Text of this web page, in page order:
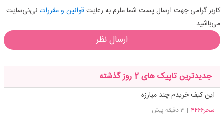
کاربر گرامی جهت ارسال پست شما ملزم به رعایت قوانین و مقرراتنی‌نی‌سایت
می‌باشید
ارسال نظر
جدیدترین تاپیک های 2 روز گذشته
این کیف خریدم چند میارزه
سحر۴۴۶۶ | 3 دقیقه پیش